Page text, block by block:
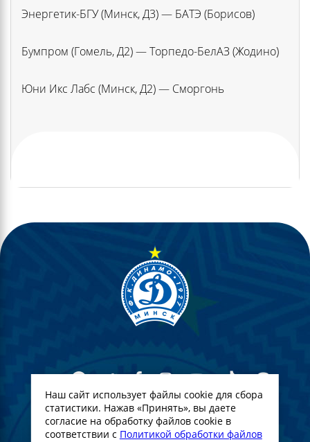
Энергетик-БГУ (Минск, Д3) — БАТЭ (Борисов)
Бумпром (Гомель, Д2) — Торпедо-БелАЗ (Жодино)
Юни Икс Лабс (Минск, Д2) — Сморгонь
© Футбольный Клуб Динамо-Минск. 2022
Наш сайт использует файлы cookie для сбора
статистики. Нажав «Принять», вы даете
согласие на обработку файлов cookie в
соответствии с Политикой обработки файлов